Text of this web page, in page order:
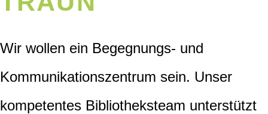
Wir wollen ein Begegnungs- und
Kommunikationszentrum sein. Unser
kompetentes Bibliotheksteam unterstützt